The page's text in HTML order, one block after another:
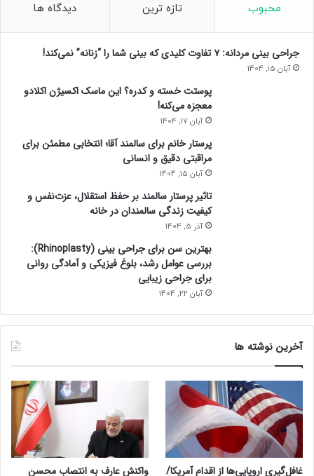
محبوب تازه ترین دیدگاه ها
جراحی بینی مردانه: ۷ تفاوت کلیدی که بینی شما را “زنانه” نمی‌کند!
آبان 15, 1404
پوستت خسته و کدره؟ این ماسک اکسیژن اکلادو
معجزه می‌کنه!
آبان 17, 1404
پرستار خانم برای سالمند آقا؛ انتخابی مطمئن برای
مراقبتی دقیق و انسانی
آبان 15, 1404
تاثیر پرستار سالمند بر حفظ استقلال، عزت‌نفس و
کیفیت زندگی سالمندان در خانه
آذر 5, 1404
بهترین سن برای جراحی بینی (Rhinoplasty):
بررسی عوامل رشد، بلوغ فیزیکی و آمادگی روانی
برای جراحی زیبایی
آبان 22, 1404
آخرین نوشته ها
غافل‌گیری اروپایی‌ها از اقدام آمریکا/
واکنش عارف به انتصاب محسن